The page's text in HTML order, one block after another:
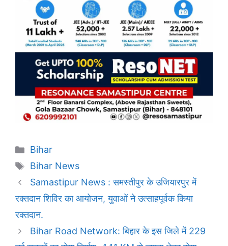
Categories
Bihar
Tags
Bihar News
Samastipur News : समस्तीपुर के उजियारपुर में
रक्तदान शिविर का आयोजन, युवाओं ने उत्साहपूर्वक किया
रक्तदान.
Bihar Road Network: बिहार के इस जिले में 229